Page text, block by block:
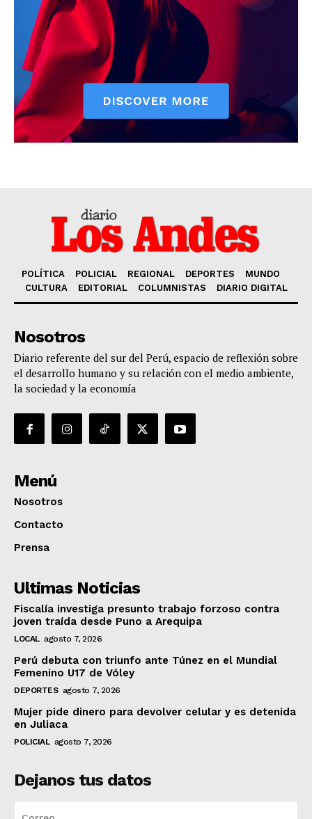
POLÍTICA POLICIAL REGIONAL DEPORTES
MUNDO
CULTURA
EDITORIAL COLUMNISTAS DIARIO DIGITAL
Nosotros
Diario referente del sur del Perú, espacio de reflexión sobre
el desarrollo humano y su relación con el medio ambiente,
la sociedad y la economía
Menú
Nosotros
Contacto
Prensa
Ultimas Noticias
Fiscalía investiga presunto trabajo forzoso contra
joven traída desde Puno a Arequipa
LOCAL agosto 7, 2026
Perú debuta con triunfo ante Túnez en el Mundial
Femenino U17 de Vóley
DEPORTES agosto 7, 2026
Mujer pide dinero para devolver celular y es detenida
en Juliaca
POLICIAL agosto 7, 2026
Dejanos tus datos